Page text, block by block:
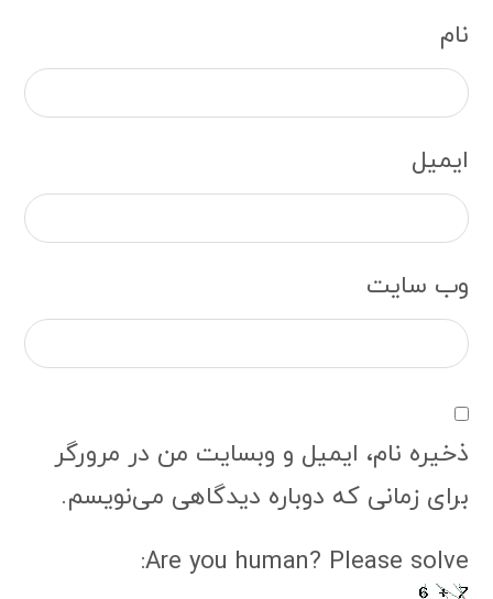
نام
ایمیل
وب‌ سایت
ذخیره نام، ایمیل و وبسایت من در مرورگر
برای زمانی که دوباره دیدگاهی می‌نویسم.
Are you human? Please solve: